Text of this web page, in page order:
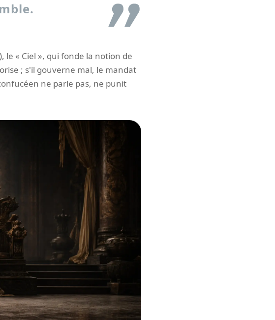
le « Ciel », qui fonde la notion de
; s'il gouverne mal, le mandat
ne parle pas, ne punit